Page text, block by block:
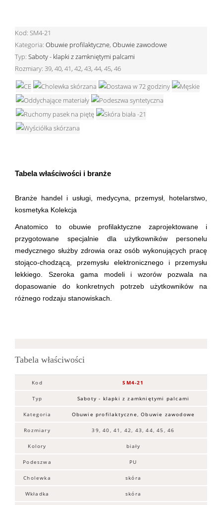
Kod: SM4-21
Kategoria: Obuwie profilaktyczne, Obuwie zawodowe
Typ: Saboty - klapki z zamkniętymi palcami
Rozmiary: 39, 40, 41, 42, 43, 44, 45, 46
Tabela właściwości i branże
Branże handel i usługi, medycyna, przemysł, hotelarstwo,
kosmetyka Kolekcja
Anatomico to obuwie profilaktyczne zaprojektowane i
przygotowane specjalnie dla użytkowników personelu
medycznego służby zdrowia oraz osób wykonujących pracę
stojąco-chodzącą, przemysłu elektronicznego i przemysłu
lekkiego. Szeroka gama modeli i wzorów pozwala na
dopasowanie do konkretnych potrzeb użytkowników na
różnego rodzaju stanowiskach.
Tabela właściwości
Kod SM4-21
Typ Saboty - klapki z zamkniętymi palcami
Kategoria Obuwie profilaktyczne ,Obuwie zawodowe
Rozmiary 39, 40, 41, 42, 43, 44, 45, 46
Kolory biały
Podeszwa PU
Cholewka skóra
Wkładka skóra